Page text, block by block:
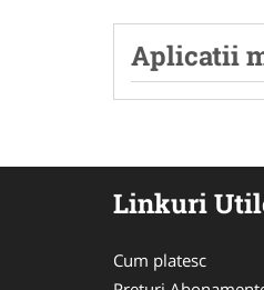
Aplicatii
Linkuri
Cum platesc